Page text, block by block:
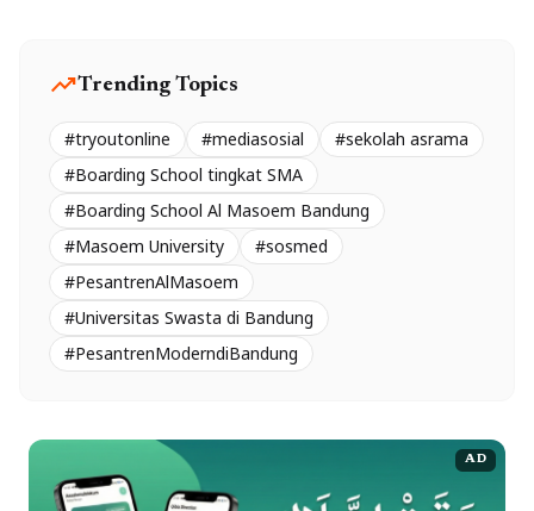
trending_upTrending Topics
#tryoutonline #mediasosial
#sekolah asrama
#Boarding School tingkat SMA
#Boarding School Al Masoem Bandung
#Masoem University
#sosmed
#PesantrenAlMasoem
#Universitas Swasta di Bandung
#PesantrenModerndiBandung
AD